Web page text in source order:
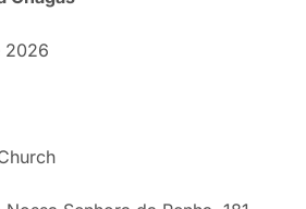
2026